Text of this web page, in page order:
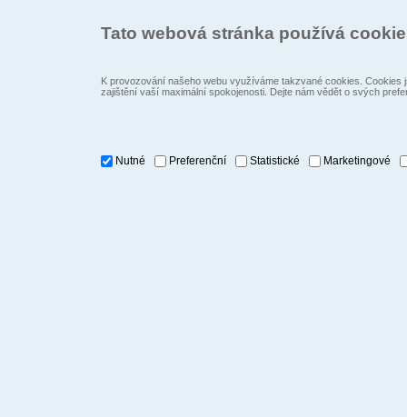
Tato webová stránka používá
K provozování našeho webu využíváme takzvané cookies.
zajištění vaší maximální spokojenosti. Dejte nám vědět o svých
Nutné Preferenční Statistické Marketingové